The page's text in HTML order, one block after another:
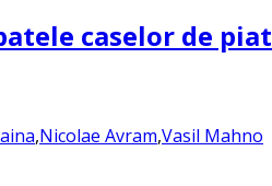
caselor de
,Nicolae Avram,Vasil Mahno